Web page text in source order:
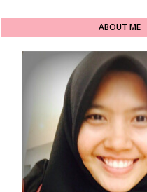
ABOUT ME